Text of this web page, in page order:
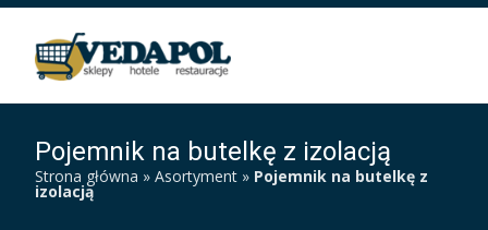
Pojemnik na butelkę z izolacją
Strona główna » Asortyment » Pojemnik na butelkę z
izolacją